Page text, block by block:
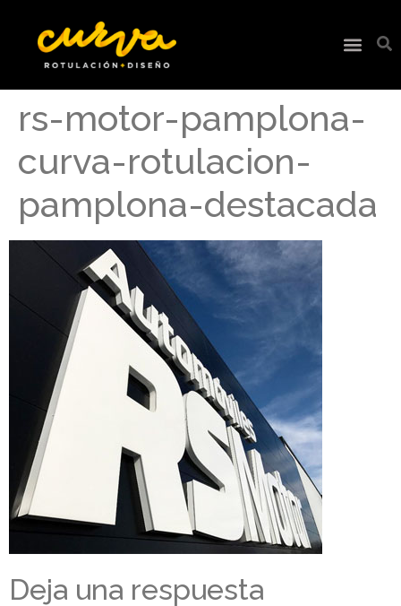
rs-motor-pamplona-
curva-rotulacion-
pamplona-destacada
Deja una respuesta